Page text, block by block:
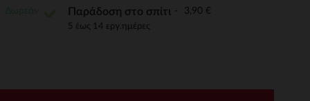
σας
Παράδοση στο σπίτι 3,90 €
5 έως 14 εργ.ημέρες